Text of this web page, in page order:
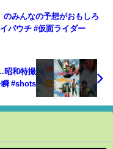
のみんなの予想がおもしろ
パウチ #仮面ライダー
昭和特撮
瞬 #shots